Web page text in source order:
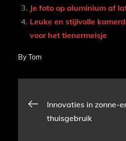
Je foto op aluminium af
Leuke en stijlvolle
voor het tienermeisje
ByTom
Bericht
navigatie
Innovaties in zonne-
thuisgebruik